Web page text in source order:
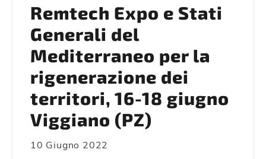
Remtech Expo e Stati
Generali del
Mediterraneo per la
rigenerazione dei
territori, 16-18 giugno
Viggiano (PZ)
10 Giugno 2022